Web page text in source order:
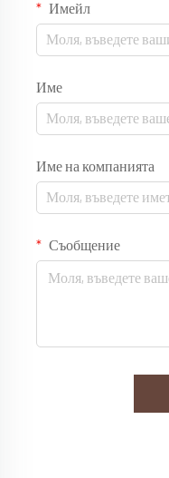
Имейл
Име
Име на компанията
Съобщение